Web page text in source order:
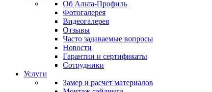
Об Альта-Профиль
Фотогалерея
Видеогалерея
Отзывы
Часто задаваемые вопросы
Новости
Гарантии и сертификаты
Сотрудники
Услуги
Замер и расчет материалов